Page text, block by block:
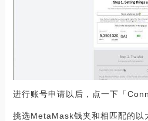
进行账号申请以后，点一下「
挑选MetaMask钱夹和相匹配的以